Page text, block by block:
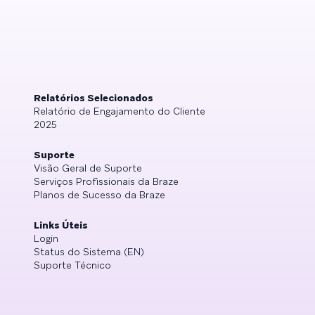
Relatórios Selecionados
Relatório de Engajamento do Cliente
2025
Suporte
Visão Geral de Suporte
Serviços Profissionais da Braze
Planos de Sucesso da Braze
Links Úteis
Login
Status do Sistema (EN)
Suporte Técnico